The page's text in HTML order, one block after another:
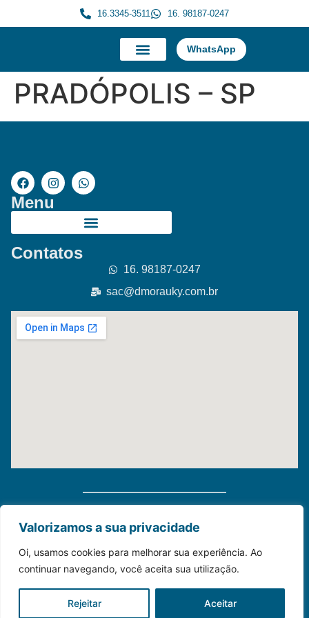
Valorizamos a sua privacidade
Oi, usamos cookies para melhorar sua experiência. Ao
continuar navegando, você aceita sua utilização.
Rejeitar Aceitar
16.3345-3511 16. 98187-0247
WhatsApp
PRADÓPOLIS – SP
Menu
Contatos
16. 98187-0247
sac@dmorauky.com.br
Distribuidora Morauky 2025. Todos Os Direitos